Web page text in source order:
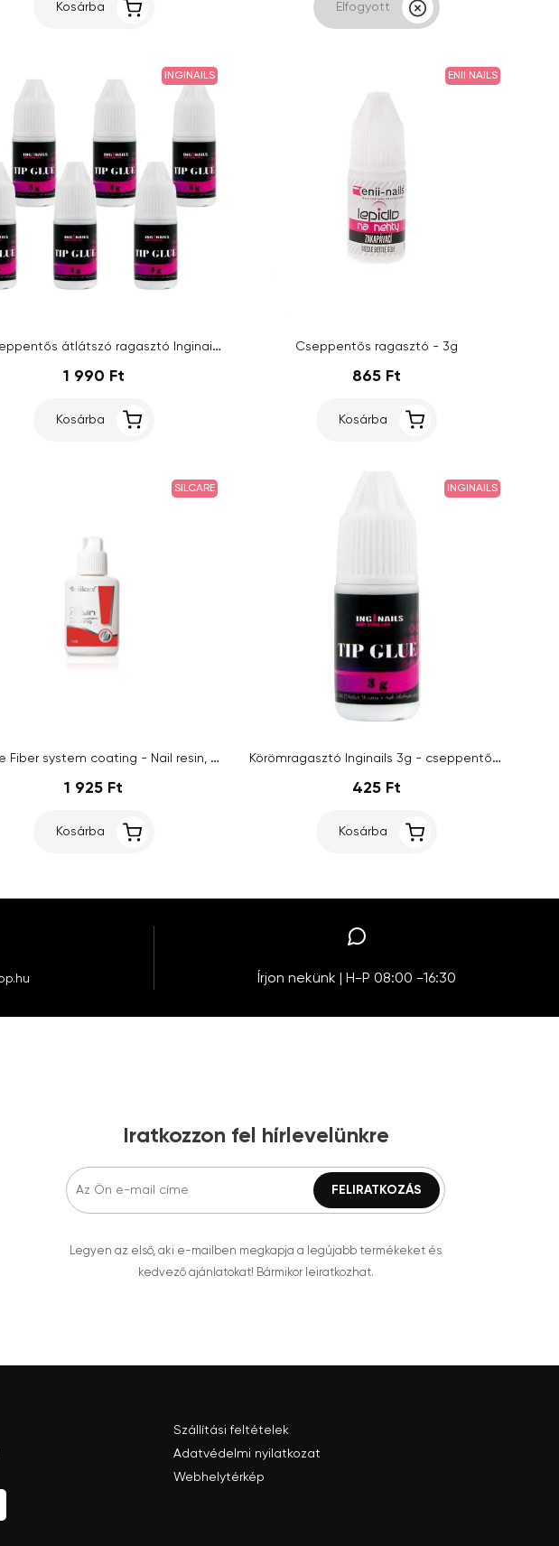
Kosárba Elfogyott
INGINAILS
3g cseppentős átlátszó ragasztó Inginails - 6db
1 990 Ft
Kosárba
ENII NAILS
Cseppentős ragasztó - 3g
865 Ft
Kosárba
SILCARE
Silcare Fiber system coating - Nail resin, 15g
1 925 Ft
Kosárba
INGINAILS
Körömragasztó Inginails 3g - cseppentős, átlátszó
425 Ft
Kosárba
Írjon nekünk | H-P 08:00 -16:30
Iratkozzon fel hírlevelünkre
Legyen az első, aki e-mailben megkapja a legújabb termékeket és
kedvező ajánlatokat! Bármikor leiratkozhat.
Szállítási feltételek
Adatvédelmi nyilatkozat
Webhelytérkép